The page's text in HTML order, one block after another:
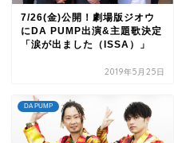
7/26(金)公開！劇場版ジオウ
にDA PUMP出演&主題歌決定
「涙が出ました（ISSA）」
2019年5月25日
DA PUMP